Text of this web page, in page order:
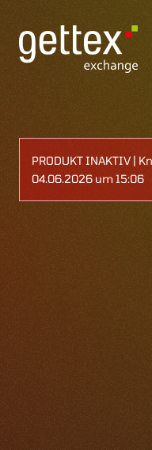
PRODUKT INAKTIV |
04.06.2026 um 15:06